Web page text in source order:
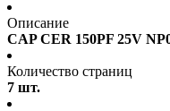
Описание
CAP CER 150PF 25V
Количество страниц
7 шт.